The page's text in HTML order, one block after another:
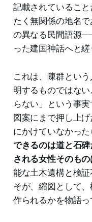
記載されているこ
たく無関係の地名
の異なる民間語源
った建国神話へと縒
これは、陳群とい
明するものではな
らない」という事
図案にまで押し上
にかけていなかっ
できるのは道と石
される女性そのも
能な土木遺構と検
そが、縮図として
作られるかを物語っ